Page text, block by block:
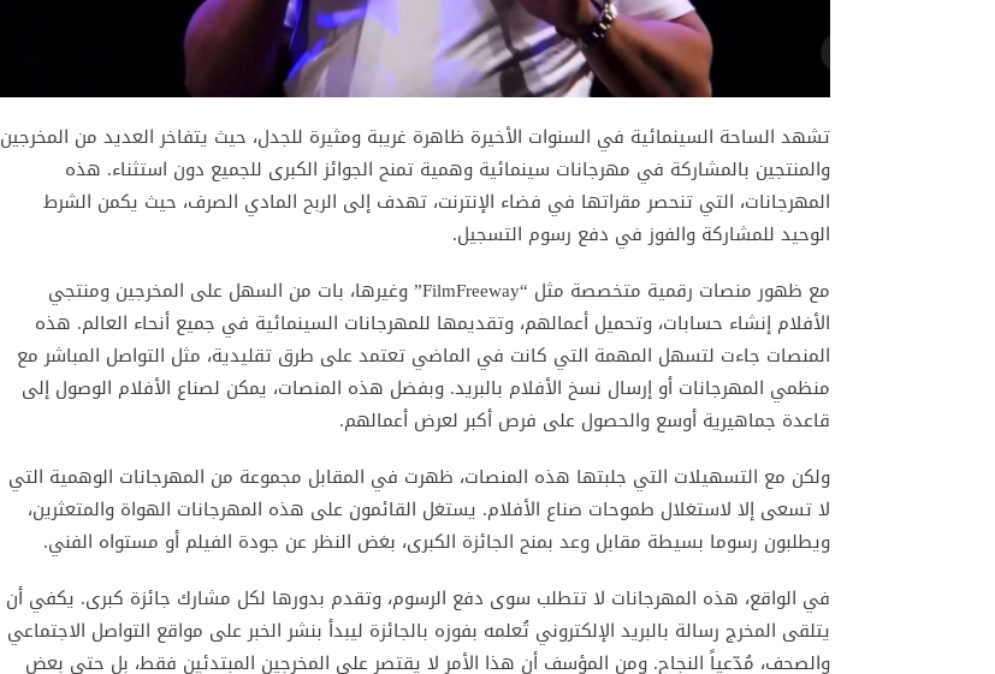
تشهد الساحة السينمائية في السنوات الأخيرة ظاهرة غريبة ومثيرة للجدل، حيث يتفاخر العديد من المخرجين
والمنتجين بالمشاركة في مهرجانات سينمائية وهمية تمنح الجوائز الكبرى للجميع دون استثناء. هذه
المهرجانات، التي تنحصر مقراتها في فضاء الإنترنت، تهدف إلى الربح المادي الصرف، حيث يكمن الشرط
الوحيد للمشاركة والفوز في دفع رسوم التسجيل.
مع ظهور منصات رقمية متخصصة مثل “FilmFreeway” وغيرها، بات من السهل على المخرجين ومنتجي
الأفلام إنشاء حسابات، وتحميل أعمالهم، وتقديمها للمهرجانات السينمائية في جميع أنحاء العالم. هذه
المنصات جاءت لتسهل المهمة التي كانت في الماضي تعتمد على طرق تقليدية، مثل التواصل المباشر مع
منظمي المهرجانات أو إرسال نسخ الأفلام بالبريد. وبفضل هذه المنصات، يمكن لصناع الأفلام الوصول إلى
قاعدة جماهيرية أوسع والحصول على فرص أكبر لعرض أعمالهم.
ولكن مع التسهيلات التي جلبتها هذه المنصات، ظهرت في المقابل مجموعة من المهرجانات الوهمية التي
لا تسعى إلا لاستغلال طموحات صناع الأفلام. يستغل القائمون على هذه المهرجانات الهواة والمتعثرين،
ويطلبون رسوما بسيطة مقابل وعد بمنح الجائزة الكبرى، بغض النظر عن جودة الفيلم أو مستواه الفني.
في الواقع، هذه المهرجانات لا تتطلب سوى دفع الرسوم، وتقدم بدورها لكل مشارك جائزة كبرى. يكفي أن
يتلقى المخرج رسالة بالبريد الإلكتروني تُعلمه بفوزه بالجائزة ليبدأ بنشر الخبر على مواقع التواصل الاجتماعي
والصحف، مُدّعياً النجاح. ومن المؤسف أن هذا الأمر لا يقتصر على المخرجين المبتدئين فقط، بل حتى بعض